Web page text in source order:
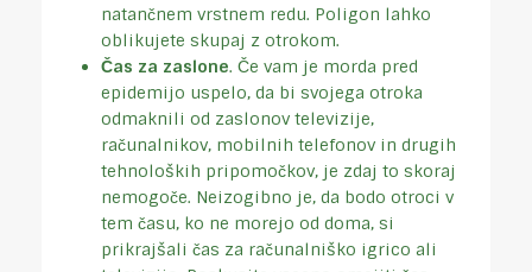
natančnem vrstnem redu. Poligon lahko
oblikujete skupaj z otrokom.
Čas za zaslone. Če vam je morda pred
epidemijo uspelo, da bi svojega otroka
odmaknili od zaslonov televizije,
računalnikov, mobilnih telefonov in drugih
tehnoloških pripomočkov, je zdaj to skoraj
nemogoče. Neizogibno je, da bodo otroci v
tem času, ko ne morejo od doma, si
prikrajšali čas za računalniško igrico ali